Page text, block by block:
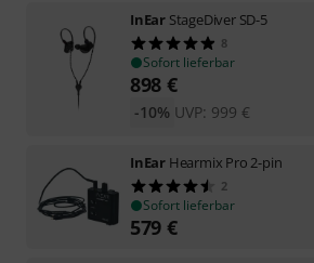
InEar StageDiver SD-5
8
Sofort lieferbar
898 €
UVP: 999 €
-10%
InEar Hearmix Pro 2-pin
2
Sofort lieferbar
579 €